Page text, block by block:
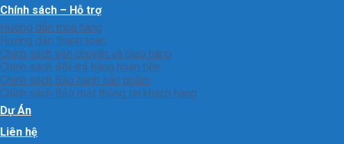
Chính sách – Hỗ trợ
Hướng dẫn mua hàng
Hướng dẫn thanh toán
Chính sách vận chuyển và giao hàng
Chính sách đổi-trả hàng hoàn tiền
Chính sách Bảo hành sản phẩm
Chính sách Bảo mật thông tin khách hàng
Dự Án
Liên hệ